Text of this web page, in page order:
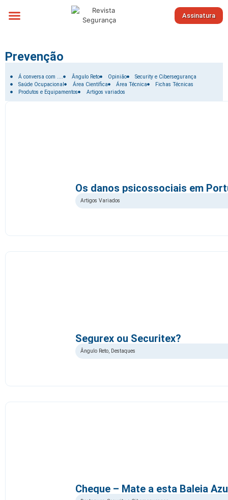
Assinatura
Prevenção
Filtrar por:
Á conversa com .... Ângulo Reto Opinião
Security e Cibersegurança
Saúde Ocupacional
Área Científica Área Técnica
Fichas Técnicas
Produtos e Equipamentos
Artigos variados
Os danos psicossociais em
Artigos Variados
Segurex ou Securitex?
Ângulo Reto, Destaques
Cheque – Mate a esta Baleia